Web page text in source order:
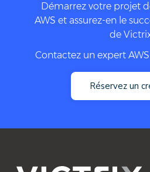
Démarrez votre projet
AWS et assurez-en le
de
Contactez un expert
Réservez un